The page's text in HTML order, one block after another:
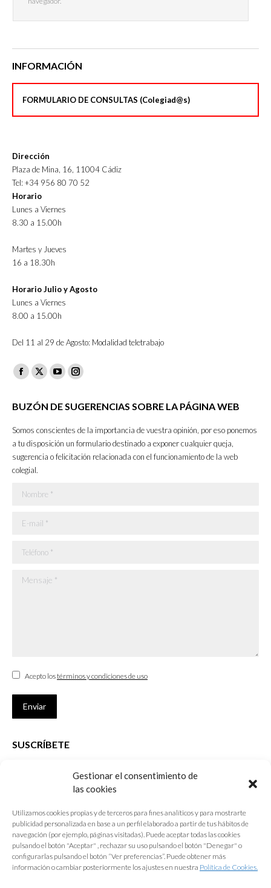
Gestionar el consentimiento de
las cookies
Utilizamos cookies propias y de terceros para fines analíticos y para mostrarte
publicidad personalizada en base a un perfil elaborado a partir de tus hábitos de
navegación (por ejemplo, páginas visitadas). Puede aceptar todas las cookies
pulsando el botón "Aceptar" , rechazar su uso pulsando el botón "Denegar" o
configurarlas pulsando el botón “Ver preferencias”. Puede obtener más
información o cambiar posteriormente los ajustes en nuestra Política de Cookies.
INFORMACIÓN
FORMULARIO DE CONSULTAS (Colegiad@s)
Dirección
Plaza de Mina, 16, 11004 Cádiz
Tel: +34 956 80 70 52
Horario
Lunes a Viernes
8.30 a 15.00h
Martes y Jueves
16 a 18.30h
Horario Julio y Agosto
Lunes a Viernes
8.00 a 15.00h
Del 11 al 29 de Agosto: Modalidad teletrabajo
Facebook
opens
new
window
X
opens
new
window
YouTube
opens
new
window
Instagram
opens
in
new
window
BUZÓN DE SUGERENCIAS SOBRE LA PÁGINA WEB
Somos conscientes de la importancia de vuestra opinión, por eso ponemos
a tu disposición un formulario destinado a exponer cualquier queja,
sugerencia o felicitación relacionada con el funcionamiento de la web
colegial.
Nombre *
E-mail *
Teléfono *
Mensaje *
Acepto lostérminos y condiciones de uso
Enviar
SUSCRÍBETE
que desarrolla el Colegio de Arquitectos de Cádiz
E-mail *
Acepto lostérminos y condiciones de uso